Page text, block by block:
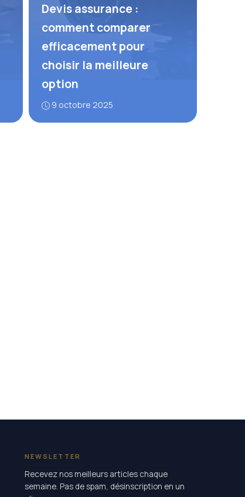
Devis assurance :
comment comparer
efficacement pour
choisir la meilleure
option
9 octobre 2025
NEWSLETTER
Recevez nos meilleurs articles chaque
semaine. Pas de spam, désinscription en un